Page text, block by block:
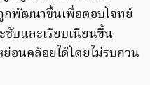
พัฒนาขึ้นเพื่อตอบโจทย์
บและเรียบเนียนขึ้น
อนคล้อยได้โดยไม่รบกวน